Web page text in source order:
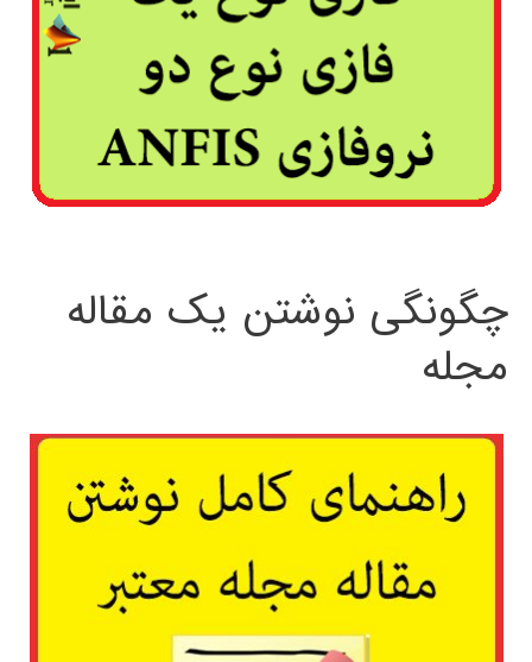
چگونگی نوشتن یک مقاله
مجله